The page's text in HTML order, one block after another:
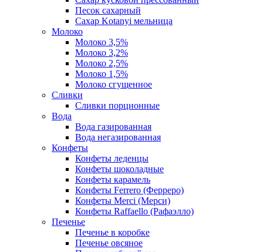
Песок сахарный
Сахар Kotanyi мельница
Молоко
Молоко 3,5%
Молоко 3,2%
Молоко 2,5%
Молоко 1,5%
Молоко сгущенное
Сливки
Сливки порционные
Вода
Вода газированная
Вода негазированная
Конфеты
Конфеты леденцы
Конфеты шоколадные
Конфеты карамель
Конфеты Ferrero (Ферреро)
Конфеты Merci (Мерси)
Конфеты Raffaello (Рафаэлло)
Печенье
Печенье в коробке
Печенье овсяное